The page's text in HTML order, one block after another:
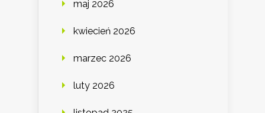
maj 2026
kwiecień 2026
marzec 2026
luty 2026